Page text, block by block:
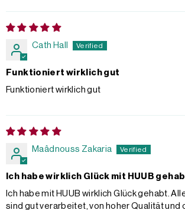
Cath Hall
Funktioniert wirklich gut
Funktioniert wirklich gut
Maâdnouss Zakaria
Ich habe wirklich Glück mit HUUB
Ich habe mit HUUB wirklich Glück gehabt.
sind gut verarbeitet, von hoher Qualität und